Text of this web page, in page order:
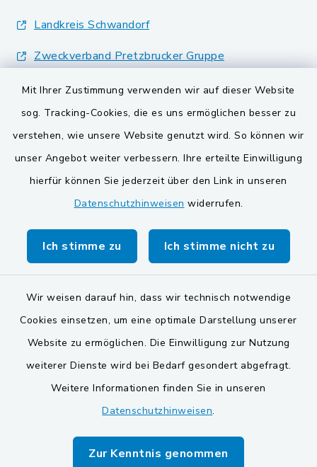
Mit Ihrer Zustimmung verwenden wir auf dieser Website
sog. Tracking-Cookies, die es uns ermöglichen besser zu
verstehen, wie unsere Website genutzt wird. So können wir
unser Angebot weiter verbessern. Ihre erteilte Einwilligung
hierfür können Sie jederzeit über den Link in unseren
Datenschutzhinweisen widerrufen.
Ich stimme zu Ich stimme nicht zu
Wir weisen darauf hin, dass wir technisch notwendige
Cookies einsetzen, um eine optimale Darstellung unserer
Website zu ermöglichen. Die Einwilligung zur Nutzung
weiterer Dienste wird bei Bedarf gesondert abgefragt.
Weitere Informationen finden Sie in unseren
Datenschutzhinweisen.
Zur Kenntnis genommen
Landkreis Schwandorf
Zweckverband Pretzbrucker Gruppe
BayernPortal
Gemeinden der
Verwaltungsgemeinschaft
Gemeinde Schwarzach bei Nabburg
Markt Schwarzenfeld
Gemeinde Stulln
Barrierefreiheit